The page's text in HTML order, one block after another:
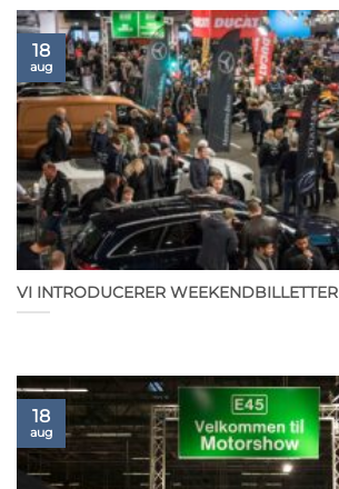
VI INTRODUCERER WEEKENDBILLETTER
18
aug
18
aug